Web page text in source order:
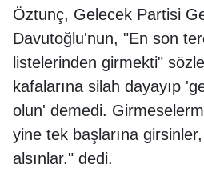
Öztunç, Gelecek Partisi
Davutoğlu'nun, "En son
listelerinden girmekti"
kafalarına silah dayayıp
olun' demedi.
yine tek başlarına
alsınlar." dedi.